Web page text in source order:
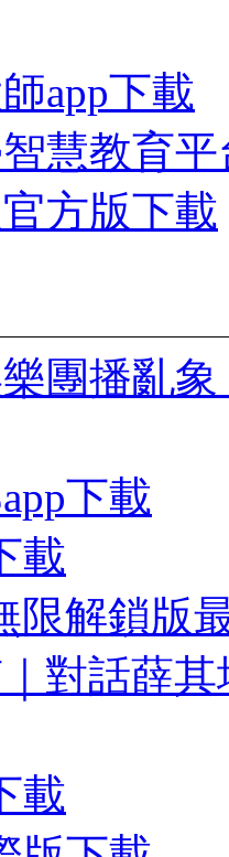
app下載
慧教育
方版下載
團播亂
下載
載
限解鎖版
對話薛
載